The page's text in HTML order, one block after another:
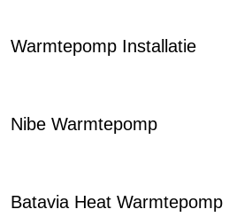
Warmtepomp Installatie
Nibe Warmtepomp
Batavia Heat Warmtepomp